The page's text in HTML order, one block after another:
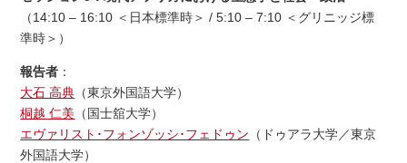
（14:10 – 16:10 ＜日本標準時＞ / 5:10 – 7:10 ＜グリニッジ標
準時＞）
報告者 ：
大石 高典 （東京外国語大学）
桐越 仁美 （国士舘大学）
エヴァリスト･フォンゾッシ･フェドゥン （ドゥアラ大学／東京
外国語大学）